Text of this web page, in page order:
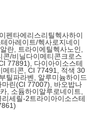
펜타에리스리틸헥사하이
아레이트/헥사로지네이
란, 트라이에틸헥사노인,
/비닐다이메티콘크로스
77891), 다이아이소스테
메티콘, CI 77491, 적색 30
틸파라벤, 알루미늄하이드
린(CI 77007), 바오밥나
, 소듐하이알루로네이트,
세릴-2트라이아이소스테